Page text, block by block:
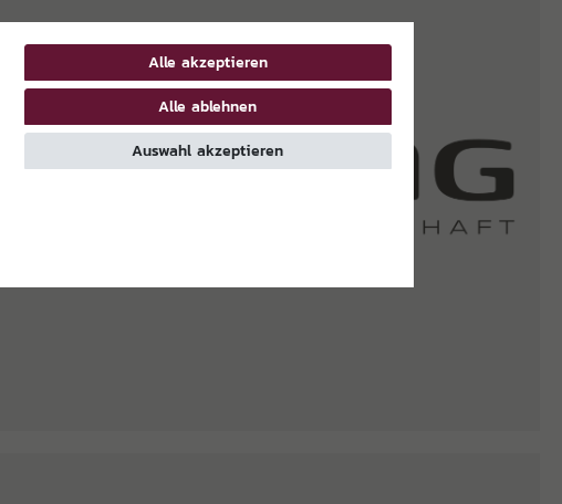
Alle akzeptieren
Alle ablehnen
Auswahl akzeptieren